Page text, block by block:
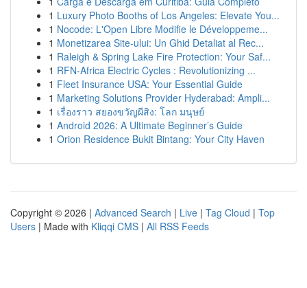
1 Luxury Photo Booths of Los Angeles: Elevate You...
1 Nocode: L'Open Libre Modifie le Développeme...
1 Monetizarea Site-ului: Un Ghid Detaliat al Rec...
1 Raleigh & Spring Lake Fire Protection: Your Saf...
1 RFN-Africa Electric Cycles : Revolutionizing ...
1 Fleet Insurance USA: Your Essential Guide
1 Marketing Solutions Provider Hyderabad: Ampli...
1 เรื่องราว สยองขวัญผีสิง: โลก มนุษย์
1 Android 2026: A Ultimate Beginner’s Guide
1 Orion Residence Bukit Bintang: Your City Haven
Copyright © 2026 | Advanced Search | Live | Tag Cloud | Top
Users | Made with Kliqqi CMS | All RSS Feeds